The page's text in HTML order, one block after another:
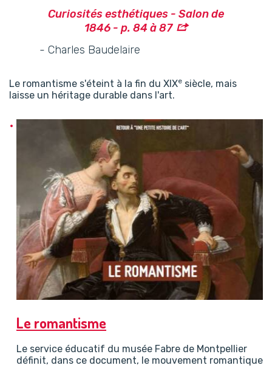
Curiosités esthétiques - Salon de
1846 - p. 84 à 87
- Charles Baudelaire
Le romantisme s'éteint à la fin du XIXe siècle, mais
laisse un héritage durable dans l'art.
Le romantisme
Le service éducatif du musée Fabre de Montpellier
définit, dans ce document, le mouvement romantique